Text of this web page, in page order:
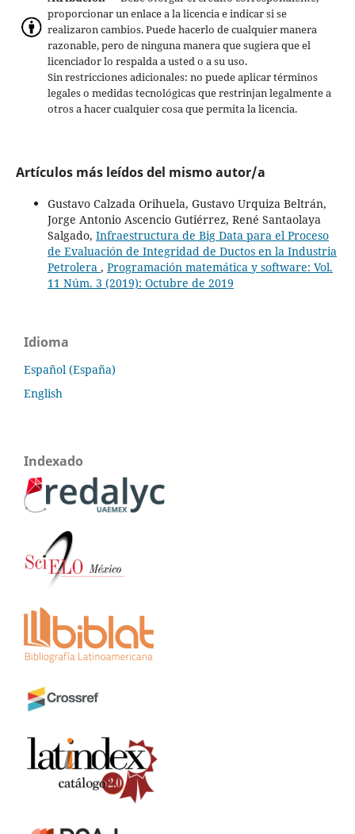
proporcionar un enlace a la licencia e indicar si se
realizaron cambios. Puede hacerlo de cualquier manera
razonable, pero de ninguna manera que sugiera que el
licenciador lo respalda a usted o a su uso.
Sin restricciones adicionales: no puede aplicar términos
legales o medidas tecnológicas que restrinjan legalmente a
otros a hacer cualquier cosa que permita la licencia.
Artículos más leídos del mismo autor/a
Gustavo Calzada Orihuela, Gustavo Urquiza Beltrán,
Jorge Antonio Ascencio Gutiérrez, René Santaolaya
Salgado, Infraestructura de Big Data para el Proceso
de Evaluación de Integridad de Ductos en la Industria
Petrolera , Programación matemática y software: Vol.
11 Núm. 3 (2019): Octubre de 2019
Idioma
Español (España)
English
Indexado